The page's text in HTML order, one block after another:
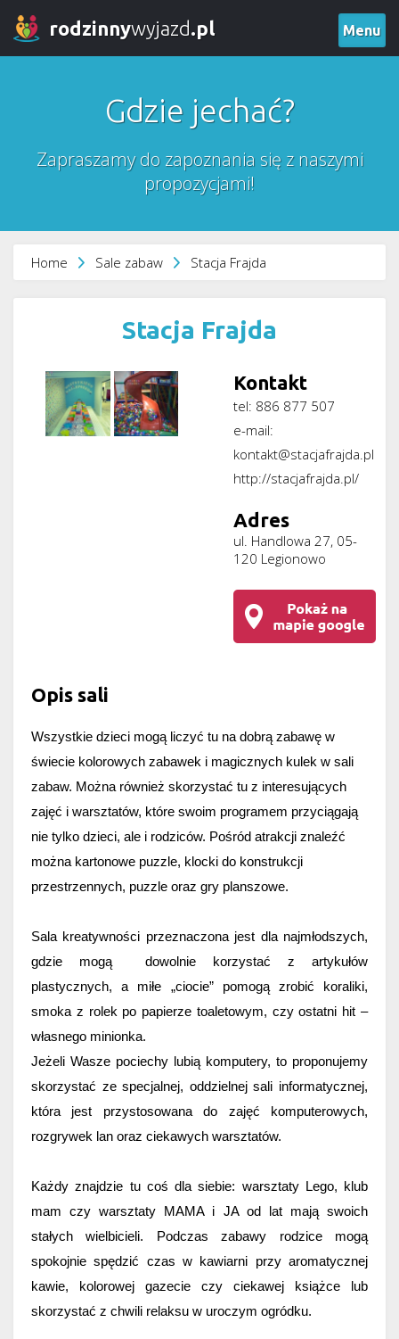
rodzinnywyjazd.pl Menu
Gdzie jechać?
Zapraszamy do zapoznania się z naszymi
propozycjami!
Home Sale zabaw Stacja Frajda
Stacja Frajda
Kontakt
tel: 886 877 507
e-mail:
kontakt@stacjafrajda.pl
http://stacjafrajda.pl/
Adres
ul. Handlowa 27, 05-
120 Legionowo
Opis sali
Wszystkie dzieci mogą liczyć tu na dobrą zabawę w
świecie kolorowych zabawek i magicznych kulek w sali
zabaw. Można również skorzystać tu z interesujących
zajęć i warsztatów, które swoim programem przyciągają
nie tylko dzieci, ale i rodziców. Pośród atrakcji znaleźć
można kartonowe puzzle, klocki do konstrukcji
przestrzennych, puzzle oraz gry planszowe.
Sala kreatywności przeznaczona jest dla najmłodszych,
gdzie mogą  dowolnie korzystać z artykułów
plastycznych, a miłe „ciocie” pomogą zrobić koraliki,
smoka z rolek po papierze toaletowym, czy ostatni hit –
własnego minionka.
Jeżeli Wasze pociechy lubią komputery, to proponujemy
skorzystać ze specjalnej, oddzielnej sali informatycznej,
która jest przystosowana do zajęć komputerowych,
rozgrywek lan oraz ciekawych warsztatów.
Każdy znajdzie tu coś dla siebie: warsztaty Lego, klub
mam czy warsztaty MAMA i JA od lat mają swoich
stałych wielbicieli. Podczas zabawy rodzice mogą
spokojnie spędzić czas w kawiarni przy aromatycznej
kawie, kolorowej gazecie czy ciekawej książce lub
skorzystać z chwili relaksu w uroczym ogródku.